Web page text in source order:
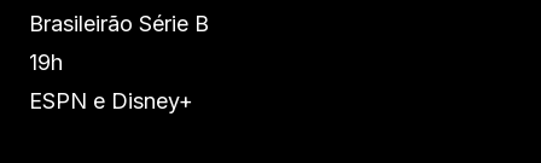
Brasileirão Série B
19h
ESPN e Disney+